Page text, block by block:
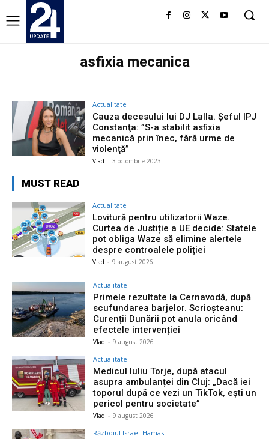
asfixia mecanica
Actualitate
Cauza decesului lui DJ Lalla. Şeful IPJ
Constanţa: ”S-a stabilit asfixia
mecanică prin înec, fără urme de
violenţă”
Vlad - 3 octombrie 2023
MUST READ
Actualitate
Lovitură pentru utilizatorii Waze.
Curtea de Justiție a UE decide: Statele
pot obliga Waze să elimine alertele
despre controalele poliției
Vlad - 9 august 2026
Actualitate
Primele rezultate la Cernavodă, după
scufundarea barjelor. Scrioșteanu:
Curenții Dunării pot anula oricând
efectele intervenției
Vlad - 9 august 2026
Actualitate
Medicul Iuliu Torje, după atacul
asupra ambulanței din Cluj: „Dacă iei
toporul după ce vezi un TikTok, ești un
pericol pentru societate”
Vlad - 9 august 2026
Războiul Israel-Hamas